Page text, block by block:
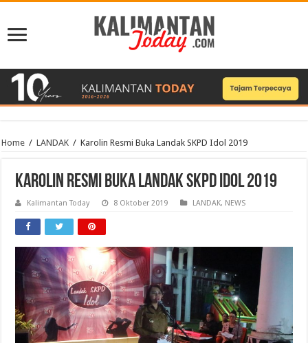
Home / LANDAK / Karolin Resmi Buka Landak SKPD Idol 2019
Karolin Resmi Buka Landak SKPD Idol 2019
Kalimantan Today 8 Oktober 2019 LANDAK, NEWS